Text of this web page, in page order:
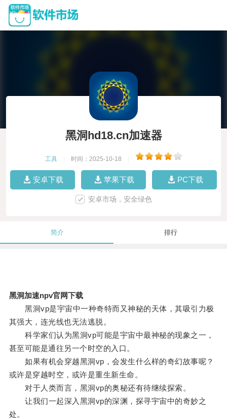
黑洞hd18.cn加速器
工具 时间：2025-10-18
安卓下载 苹果下载 PC下载
安卓市场，安全绿色
简介 排行
黑洞加速npv官网下载
黑洞vp是宇宙中一种奇特而又神秘的天体，其吸引力极
其强大，连光线也无法逃脱。
科学家们认为黑洞vp可能是宇宙中最神秘的现象之一，
甚至可能是通往另一个时空的入口。
如果有机会穿越黑洞vp，会发生什么样的奇幻故事呢？
或许是穿越时空，或许是重生新生命。
对于人类而言，黑洞vp的奥秘还有待继续探索。
让我们一起深入黑洞vp的深渊，探寻宇宙中的奇妙之
处。